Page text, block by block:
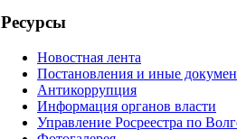
Ресурсы
Новостная лента
Постановления и иные
Антикоррупция
Информация органов власти
Управление Росреестра по